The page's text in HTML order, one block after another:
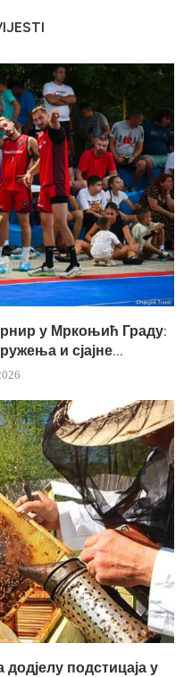
у Мркоњић Граду:
и сјајне...
подстицаја у